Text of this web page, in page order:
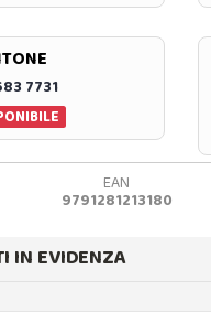
7731
EAN
9791281213180
IN EVIDENZA